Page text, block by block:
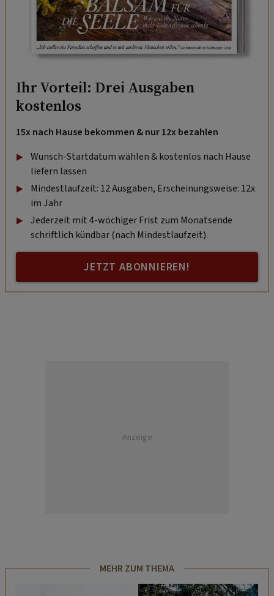
Ihr Vorteil: Drei Ausgaben
kostenlos
15x nach Hause bekommen & nur 12x bezahlen
Wunsch-Startdatum wählen & kostenlos nach Hause
liefern lassen
Mindestlaufzeit: 12 Ausgaben, Erscheinungsweise: 12x
im Jahr
Jederzeit mit 4-wöchiger Frist zum Monatsende
schriftlich kündbar (nach Mindestlaufzeit).
JETZT ABONNIEREN!
Anzeige
MEHR ZUM THEMA